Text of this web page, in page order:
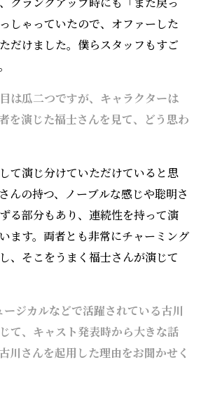
しゃっていたので、オファーした
だけました。僕らスタッフもすご
目は瓜二つですが、キャラクターは
を演じた福士さんを見て、どう思わ
て演じ分けていただけていると思
んの持つ、ノーブルな感じや聡明さ
る部分もあり、連続性を持って演
ます。両者とも非常にチャーミング
、そこをうまく福士さんが演じて
ージカルなどで活躍されている古川
て、キャスト発表時から大きな話
川さんを起用した理由をお聞かせく